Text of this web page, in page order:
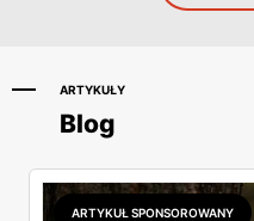
ARTYKUŁY
Blog
ARTYKUŁ SPONSOROWANY